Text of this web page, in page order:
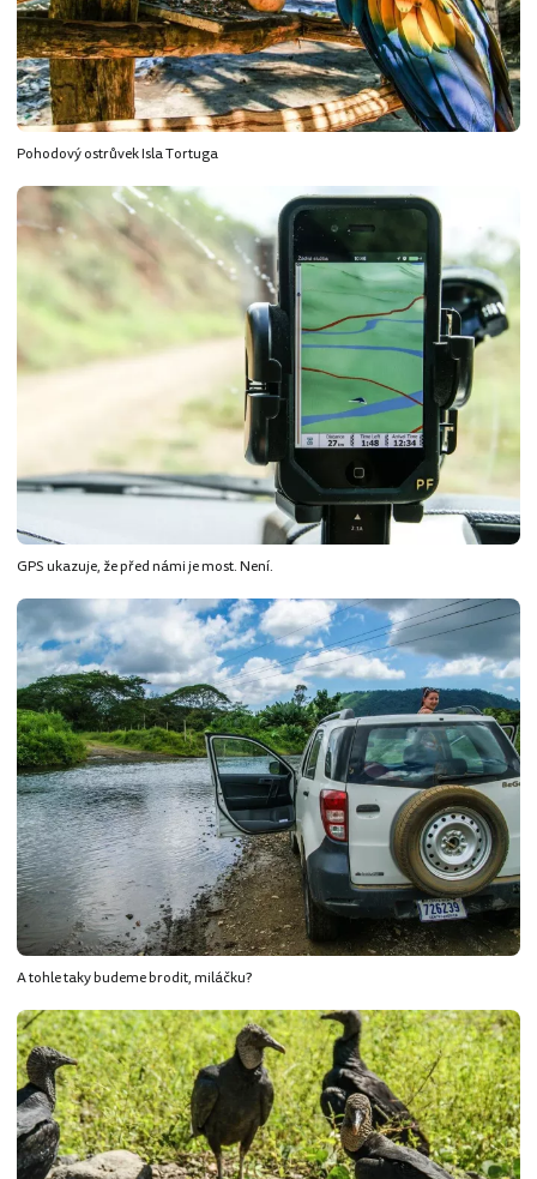
Pohodový ostrůvek Isla Tortuga
GPS ukazuje, že před námi je most. Není.
A tohle taky budeme brodit, miláčku?